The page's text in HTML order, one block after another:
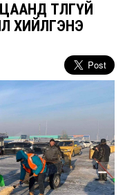
ТӨЛӨӨГҮЙ
ХИЙЛГЭНЭ